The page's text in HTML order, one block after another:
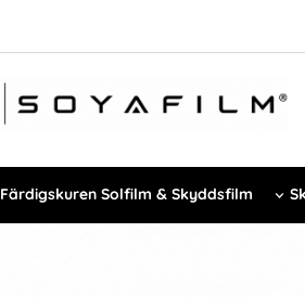
Färdigskuren Solfilm & Skyddsfilm